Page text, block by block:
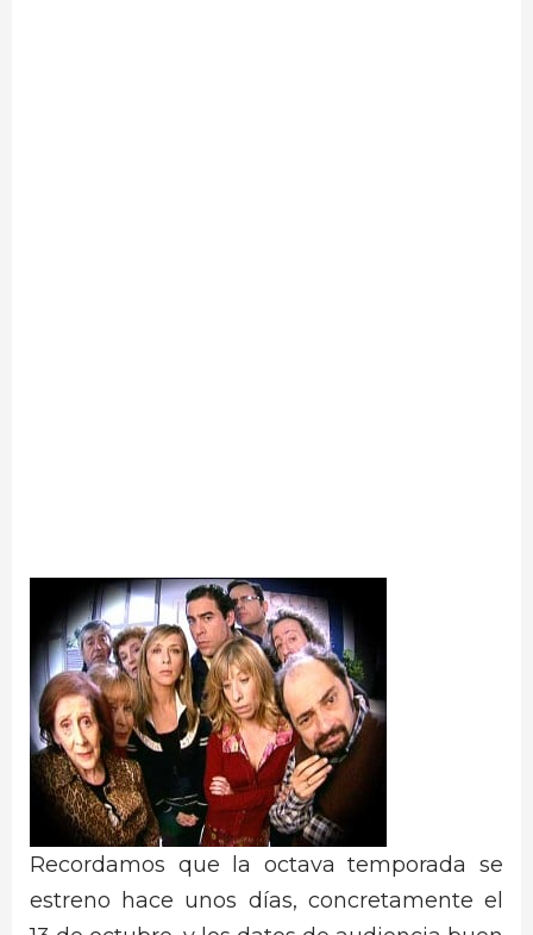
Recordamos que la octava temporada se
estreno hace unos días, concretamente el